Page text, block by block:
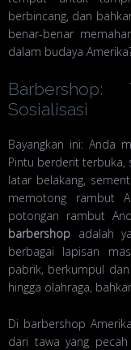
berbincang, dan
benar-benar
dalam budaya
Sosialisasi
Bayangkan ini: Anda
Pintu berderit terbuka,
latar belakang,
memotong rambut
potongan rambut
barbershop adalah
berbagai lapisan
pabrik, berkumpul
hingga olahraga,
Di barbershop
dari tawa yang